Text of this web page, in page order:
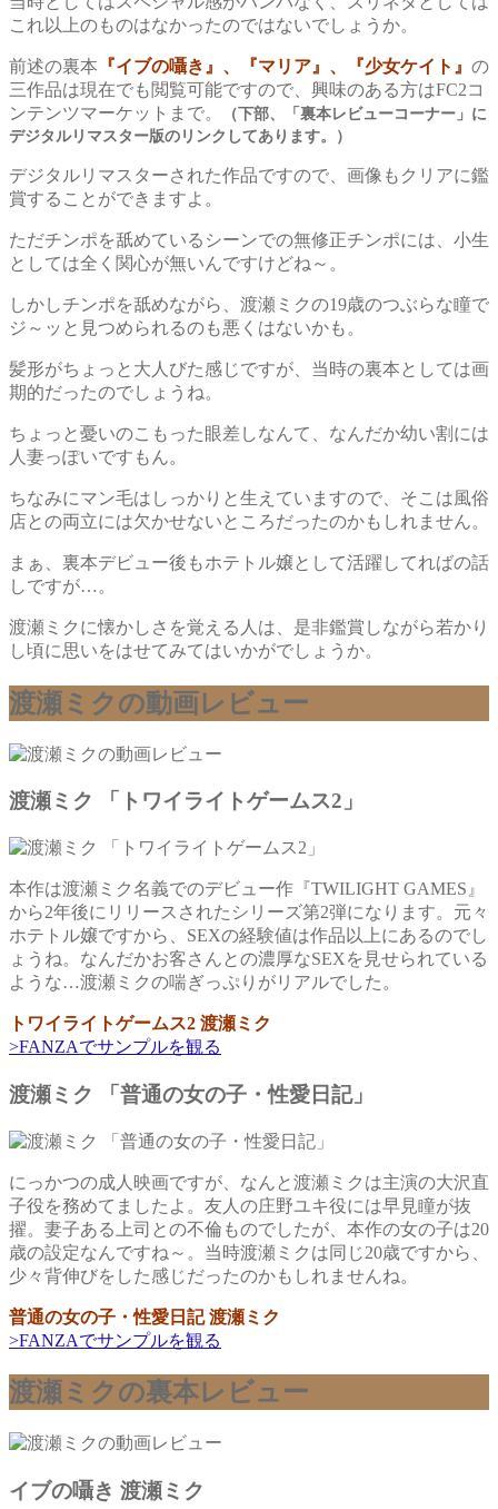
これ以上のものはなかったのではないでしょうか。
前述の裏本 『イブの囁き』、『マリア』、『少女ケイト』 の
三作品は現在でも閲覧可能ですので、興味のある方はFC2コ
ンテンツマーケットまで。
（下部、「裏本レビューコーナー」に
デジタルリマスター版のリンクしてあります。）
デジタルリマスターされた作品ですので、画像もクリアに鑑
賞することができますよ。
ただチンポを舐めているシーンでの無修正チンポには、小生
としては全く関心が無いんですけどね～。
しかしチンポを舐めながら、渡瀬ミクの19歳のつぶらな瞳で
ジ～ッと見つめられるのも悪くはないかも。
髪形がちょっと大人びた感じですが、当時の裏本としては画
期的だったのでしょうね。
ちょっと憂いのこもった眼差しなんて、なんだか幼い割には
人妻っぽいですもん。
ちなみにマン毛はしっかりと生えていますので、そこは風俗
店との両立には欠かせないところだったのかもしれません。
まぁ、裏本デビュー後もホテトル嬢として活躍してればの話
しですが…。
渡瀬ミクに懐かしさを覚える人は、是非鑑賞しながら若かり
し頃に思いをはせてみてはいかがでしょうか。
渡瀬ミクの動画レビュー
渡瀬ミク 「トワイライトゲームス2」
本作は渡瀬ミク名義でのデビュー作『TWILIGHT GAMES』
から2年後にリリースされたシリーズ第2弾になります。元々
ホテトル嬢ですから、SEXの経験値は作品以上にあるのでし
ょうね。なんだかお客さんとの濃厚なSEXを見せられている
ような…渡瀬ミクの喘ぎっぷりがリアルでした。
トワイライトゲームス2 渡瀬ミク
>FANZAでサンプルを観る
渡瀬ミク 「普通の女の子・性愛日記」
にっかつの成人映画ですが、なんと渡瀬ミクは主演の大沢直
子役を務めてましたよ。友人の庄野ユキ役には早見瞳が抜
擢。妻子ある上司との不倫ものでしたが、本作の女の子は20
歳の設定なんですね～。当時渡瀬ミクは同じ20歳ですから、
少々背伸びをした感じだったのかもしれませんね。
普通の女の子・性愛日記 渡瀬ミク
>FANZAでサンプルを観る
渡瀬ミクの裏本レビュー
イブの囁き 渡瀬ミク